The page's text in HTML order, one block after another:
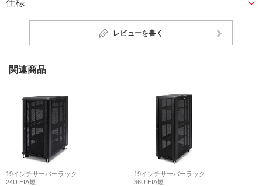
仕様
レビューを書く
関連商品
19インチサーバーラック
24U EIA規...
19インチサーバーラック
36U EIA規...